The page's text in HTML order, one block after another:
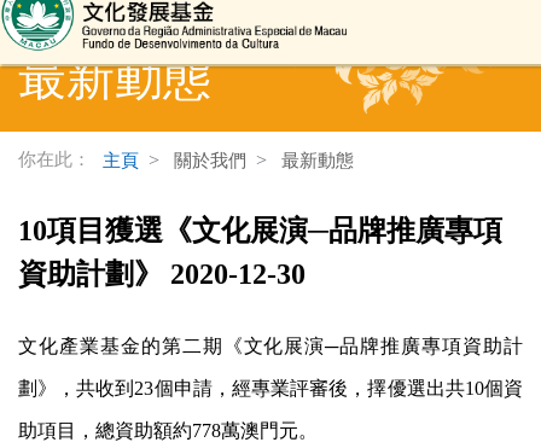
最新動態
你在此： 主頁 關於我們 最新動態
10項目獲選《文化展演─品牌推廣專項
資助計劃》 2020-12-30
文化產業基金的第二期《文化展演─品牌推廣專項資助計
劃》，共收到23個申請，經專業評審後，擇優選出共10個資
助項目，總資助額約778萬澳門元。